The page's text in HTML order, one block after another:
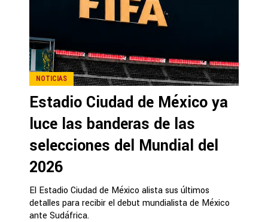
NOTICIAS
Estadio Ciudad de México ya
luce las banderas de las
selecciones del Mundial del
2026
El Estadio Ciudad de México alista sus últimos
detalles para recibir el debut mundialista de México
ante Sudáfrica.